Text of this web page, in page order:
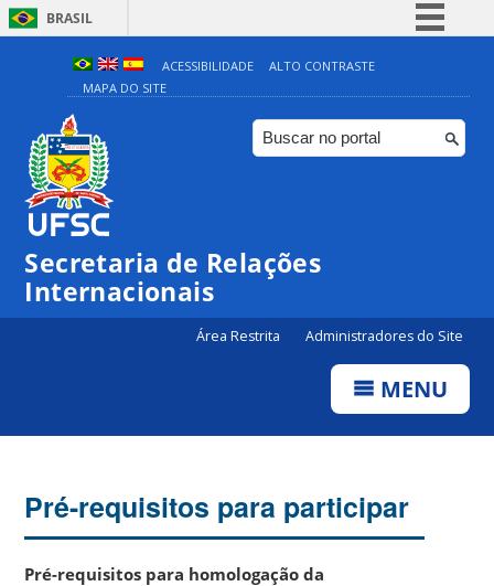
BRASIL
Simplifique!
Comunica BR
Participe
ACESSIBILIDADE
ALTO CONTRASTE
MAPA DO SITE
Secretaria de Relações
Internacionais
Área Restrita Administradores do Site
MENU
Pré-requisitos para participar
Pré-requisitos para homologação da